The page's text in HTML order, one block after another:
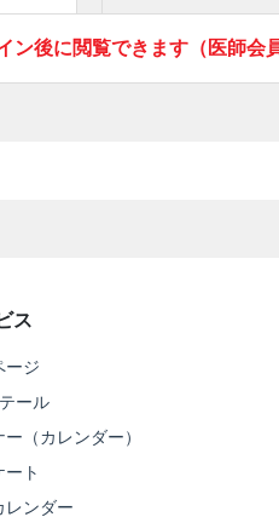
後に閲覧できます（医師会
ス
ージ
ール
ー（カレンダー）
ート
レンダー